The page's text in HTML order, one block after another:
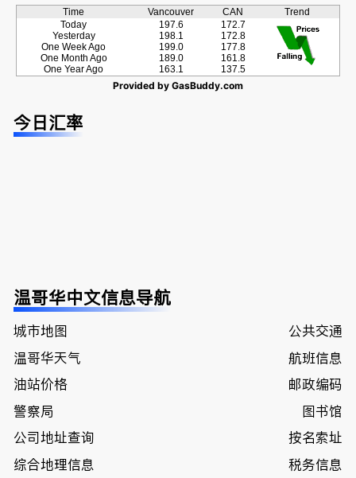
Time Vancouver CAN
Trend
Today
Yesterday
One Week Ago
One Month Ago
One Year Ago
197.6
198.1
199.0
189.0
163.1
172.7
172.8
177.8
161.8
137.5
Provided by GasBuddy.com
今日汇率
温哥华中文信息导航
城市地图
公共交通
温哥华天气
航班信息
油站价格
邮政编码
警察局
图书馆
公司地址查询
按名索址
综合地理信息
税务信息